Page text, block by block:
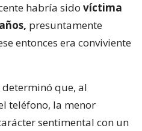
habría sido víctima
presuntamente
entonces era conviviente
que, al
teléfono, la menor
sentimental con un